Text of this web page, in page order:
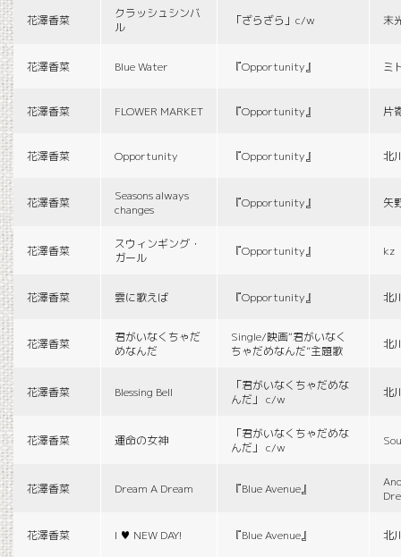
花澤香菜
クラッシュシンバ
ル
「ざらざら」c/w 末
花澤香菜 Blue Water 『Opportunity』 ミ
花澤香菜 FLOWER MARKET 『Opportunity』 片
花澤香菜 Opportunity 『Opportunity』 北
花澤香菜
Seasons always
changes
『Opportunity』 矢
花澤香菜
スウィンギング・
ガール
『Opportunity』 kz
花澤香菜 雲に歌えば 『Opportunity』 北
花澤香菜
君がいなくちゃだ
めなんだ
Single/映画“君がいなく
ちゃだめなんだ”主題歌
北
花澤香菜 Blessing Bell
「君がいなくちゃだめな
んだ」 c/w
北
花澤香菜 運命の女神
「君がいなくちゃだめな
んだ」 c/w
花澤香菜 Dream A Dream 『Blue Avenue』
花澤香菜 I ♥ NEW DAY! 『Blue Avenue』 北